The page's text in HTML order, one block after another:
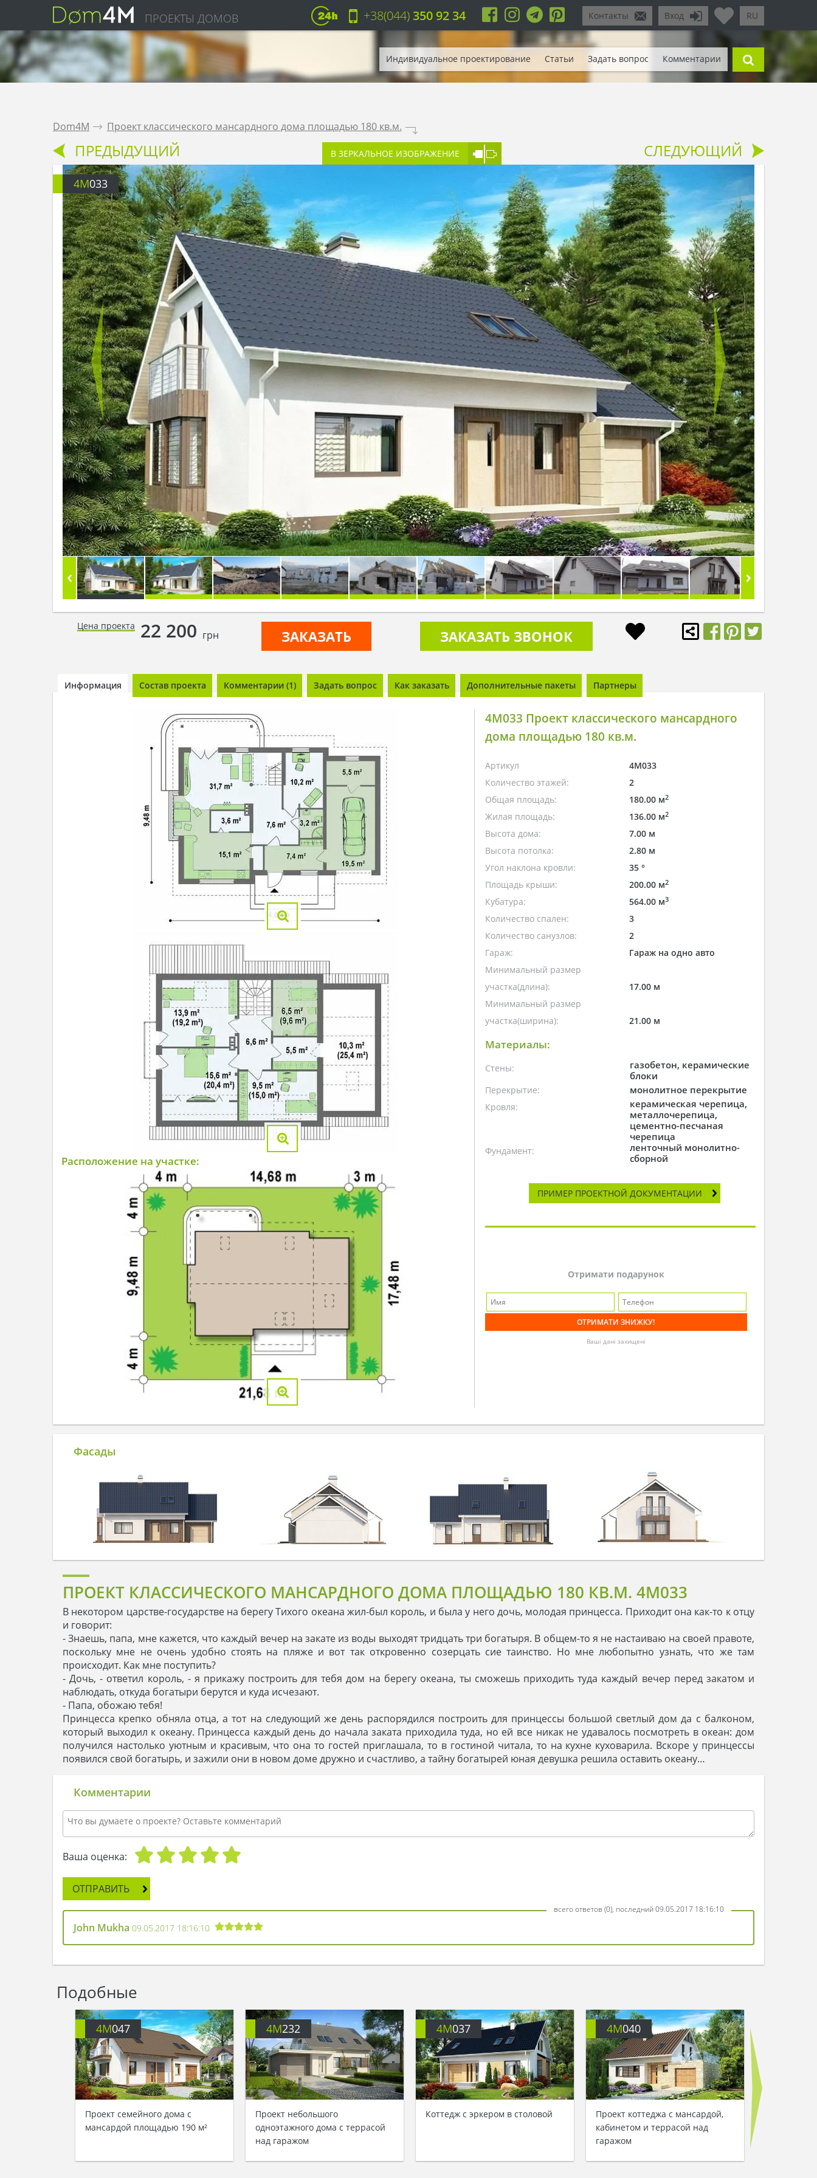
ПРОЕКТЫ ДОМОВ RU
Вход
Контакты
+38(044)350 92 34
Индивидуальное проектирование Статьи Задать вопрос Комментарии
Dom4M . Проект классического мансардного дома площадью 180 кв.м. .
ПРЕДЫДУЩИЙ В ЗЕРКАЛЬНОЕ ИЗОБРАЖЕНИЕ СЛЕДУЮЩИЙ
4M033
Цена проекта 22 200 грн ЗАКАЗАТЬ ЗАКАЗАТЬ ЗВОНОК
Информация Состав проекта Комментарии (1) Задать вопрос Как заказать Дополнительные пакеты Партнеры
Расположение на участке:
4M033 Проект классического мансардного
дома площадью 180 кв.м.
Артикул
4M033
Количество этажей:
2
Общая площадь:
180.00 м2
Жилая площадь: 136.00 м2
Высота дома:
7.00 м
Высота потолка:
2.80 м
Угол наклона кровли:
35 °
Площадь крыши:
200.00 м2
Кубатура: 564.00 м3
Количество спален:
3
Количество санузлов:
2
Гараж:
Гараж на одно авто
Минимальный размер
участка(длина):
17.00 м
Минимальный размер
участка(ширина):
21.00 м
Материалы:
Стены:
газобетон, керамические
блоки
Перекрытие: монолитное перекрытие
Кровля:
керамическая черепица,
металлочерепица,
цементно-песчаная
черепица
Фундамент:
ленточный монолитно-
сборной
ПРИМЕР ПРОЕКТНОЙ ДОКУМЕНТАЦИИ
Отримати подарунок
Ваші дані захищені
Фасады
ПРОЕКТ КЛАССИЧЕСКОГО МАНСАРДНОГО ДОМА ПЛОЩАДЬЮ 180 КВ.М. 4M033
В некотором царстве-государстве на берегу Тихого океана жил-был король, и была у него дочь, молодая принцесса. Приходит она как-то к отцу
и говорит:
- Знаешь, папа, мне кажется, что каждый вечер на закате из воды выходят тридцать три богатыря. В общем-то я не настаиваю на своей правоте,
поскольку мне не очень удобно стоять на пляже и вот так откровенно созерцать сие таинство. Но мне любопытно узнать, что же там
происходит. Как мне поступить?
- Дочь, - ответил король, - я прикажу построить для тебя дом на берегу океана, ты сможешь приходить туда каждый вечер перед закатом и
наблюдать, откуда богатыри берутся и куда исчезают.
- Папа, обожаю тебя!
Принцесса крепко обняла отца, а тот на следующий же день распорядился построить для принцессы большой светлый дом да с балконом,
который выходил к океану. Принцесса каждый день до начала заката приходила туда, но ей все никак не удавалось посмотреть в океан: дом
получился настолько уютным и красивым, что она то гостей приглашала, то в гостиной читала, то на кухне куховарила. Вскоре у принцессы
появился свой богатырь, и зажили они в новом доме дружно и счастливо, а тайну богатырей юная девушка решила оставить океану…
Комментарии
Ваша оценка:
ОТПРАВИТЬ
всего ответов (0), последний 09.05.2017 18:16:10
John Mukha 09.05.2017 18:16:10
Подобные
4M047
Проект семейного дома с
мансардой площадью 190 м²
4M232
Проект небольшого
одноэтажного дома с террасой
над гаражом
4M037
Коттедж с эркером в столовой
4M040
Проект коттеджа с мансардой,
кабинетом и террасой над
гаражом